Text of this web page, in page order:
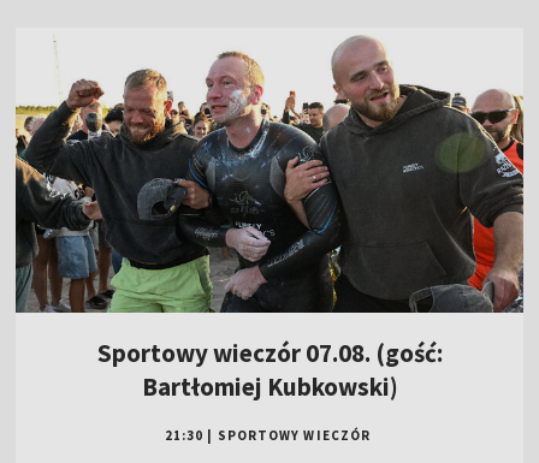
Sportowy wieczór 07.08. (gość:
Bartłomiej Kubkowski)
21:30 SPORTOWY WIECZÓR